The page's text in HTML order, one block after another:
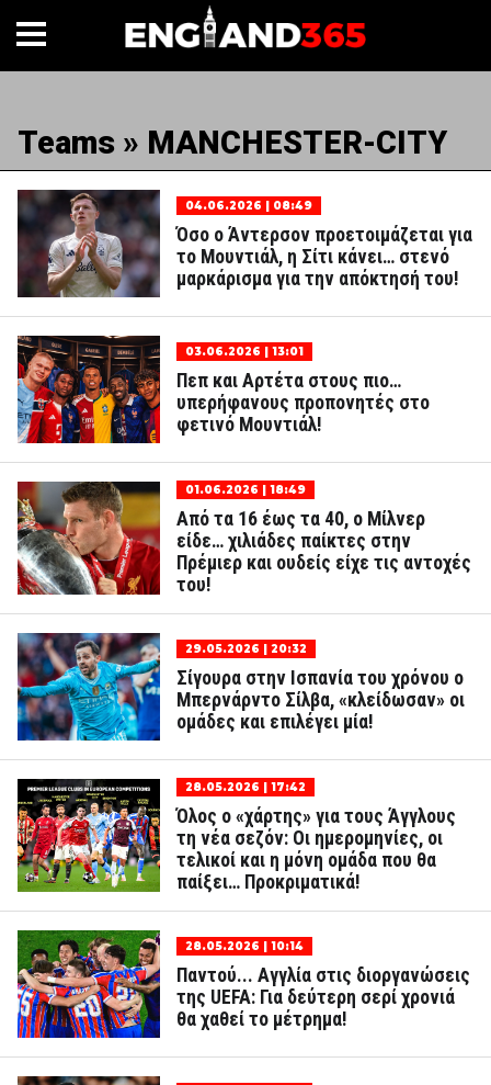
Teams » MANCHESTER-CITY
04.06.2026 | 08:49
Όσο ο Άντερσον προετοιμάζεται για
το Μουντιάλ, η Σίτι κάνει… στενό
μαρκάρισμα για την απόκτησή του!
03.06.2026 | 13:01
Πεπ και Αρτέτα στους πιο…
υπερήφανους προπονητές στο
φετινό Μουντιάλ!
01.06.2026 | 18:49
Από τα 16 έως τα 40, ο Μίλνερ
είδε… χιλιάδες παίκτες στην
Πρέμιερ και ουδείς είχε τις αντοχές
του!
29.05.2026 | 20:32
Σίγουρα στην Ισπανία του χρόνου ο
Μπερνάρντο Σίλβα, «κλείδωσαν» οι
ομάδες και επιλέγει μία!
28.05.2026 | 17:42
Όλος ο «χάρτης» για τους Άγγλους
τη νέα σεζόν: Οι ημερομηνίες, οι
τελικοί και η μόνη ομάδα που θα
παίξει… Προκριματικά!
28.05.2026 | 10:14
Παντού... Αγγλία στις διοργανώσεις
της UEFA: Για δεύτερη σερί χρονιά
θα χαθεί το μέτρημα!